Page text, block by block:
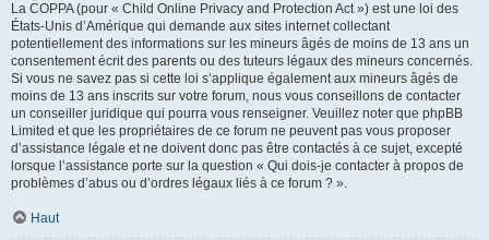
La COPPA (pour « Child Online Privacy and Protection Act ») est une loi des
États-Unis d’Amérique qui demande aux sites internet collectant
potentiellement des informations sur les mineurs âgés de moins de 13 ans un
consentement écrit des parents ou des tuteurs légaux des mineurs concernés.
Si vous ne savez pas si cette loi s’applique également aux mineurs âgés de
moins de 13 ans inscrits sur votre forum, nous vous conseillons de contacter
un conseiller juridique qui pourra vous renseigner. Veuillez noter que phpBB
Limited et que les propriétaires de ce forum ne peuvent pas vous proposer
d’assistance légale et ne doivent donc pas être contactés à ce sujet, excepté
lorsque l’assistance porte sur la question « Qui dois-je contacter à propos de
problèmes d’abus ou d’ordres légaux liés à ce forum ? ».
Haut